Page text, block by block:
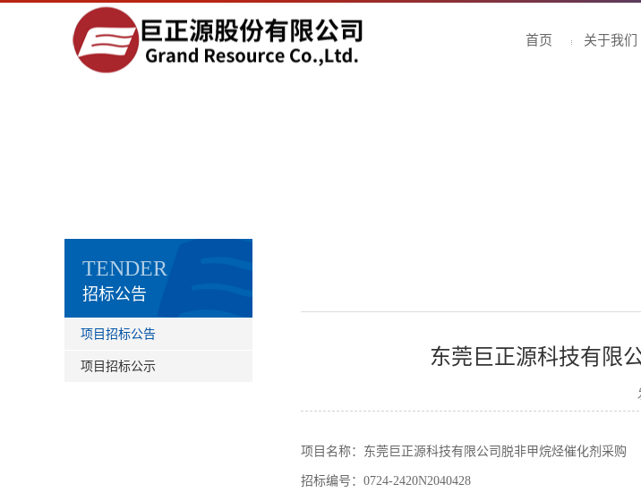
首页 关于我们
TENDER
招标公告
项目招标公告
项目招标公示 东莞巨正源科技有限
项目名称： 东莞巨正源科技有限公司脱非甲烷烃催化剂采购
招标编号： 0724-2420N2040428